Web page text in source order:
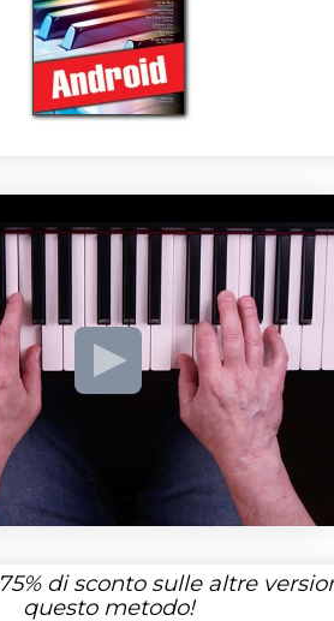
75%di sconto sulle altre
questo metodo!